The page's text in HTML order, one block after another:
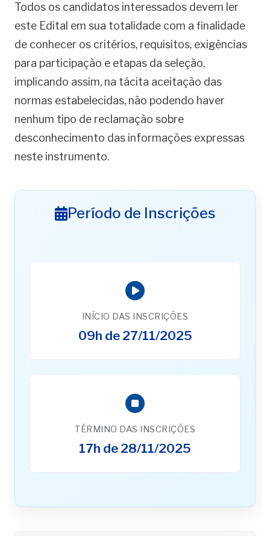
Todos os candidatos interessados devem ler
este Edital em sua totalidade com a finalidade
de conhecer os critérios, requisitos, exigências
para participação e etapas da seleção,
implicando assim, na tácita aceitação das
normas estabelecidas, não podendo haver
nenhum tipo de reclamação sobre
desconhecimento das informações expressas
neste instrumento.
Período de Inscrições
INÍCIO DAS INSCRIÇÕES
09h de 27/11/2025
TÉRMINO DAS INSCRIÇÕES
17h de 28/11/2025